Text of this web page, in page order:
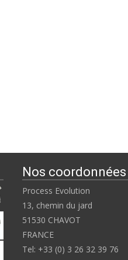
Nos coordonnées
Process Evolution
13, chemin du jard
51530 CHAVOT
FRANCE
Tel: +33 (0) 3 26 32 39 76